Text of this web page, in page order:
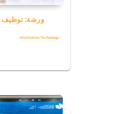
ورشة: توظيف
information Technology